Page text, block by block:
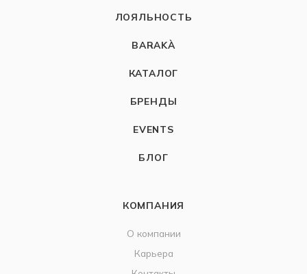
ЛОЯЛЬНОСТЬ
BARAKÀ
КАТАЛОГ
БРЕНДЫ
EVENTS
БЛОГ
КОМПАНИЯ
О компании
Карьера